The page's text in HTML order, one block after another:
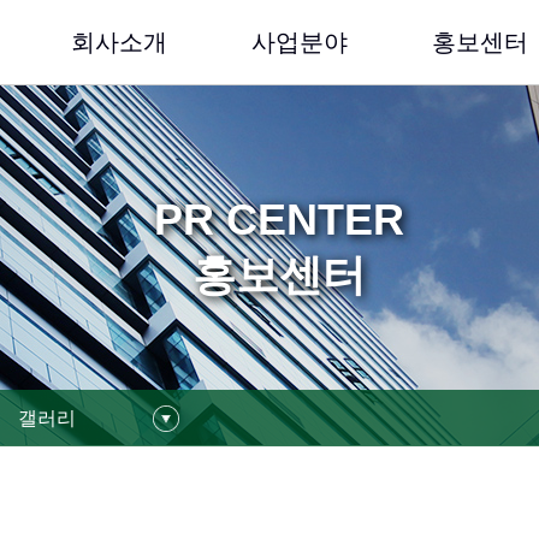
PR CENTER
홍보센터
갤러리
회사소개 사업분야 홍보센터